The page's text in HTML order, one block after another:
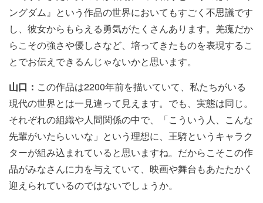
ングダム』という作品の世界においてもすごく不思議です
し、彼女からもらえる勇気がたくさんあります。羌瘣だか
らこその強さや優しさなど、培ってきたものを表現するこ
とでお伝えできるんじゃないかと思います。
山口： この作品は2200年前を描いていて、私たちがいる
現代の世界とは一見違って見えます。でも、実態は同じ。
それぞれの組織や人間関係の中で、「こういう人、こんな
先輩がいたらいいな」という理想に、王騎というキャラク
ターが組み込まれていると思いますね。だからこそこの作
品がみなさんに力を与えていて、映画や舞台もあたたかく
迎えられているのではないでしょうか。